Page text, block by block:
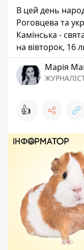
В цей день
Роговцева та
Камінська -
на вівторок, 16
Марія
👍